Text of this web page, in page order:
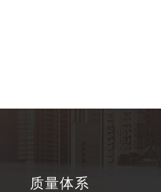
质量体系